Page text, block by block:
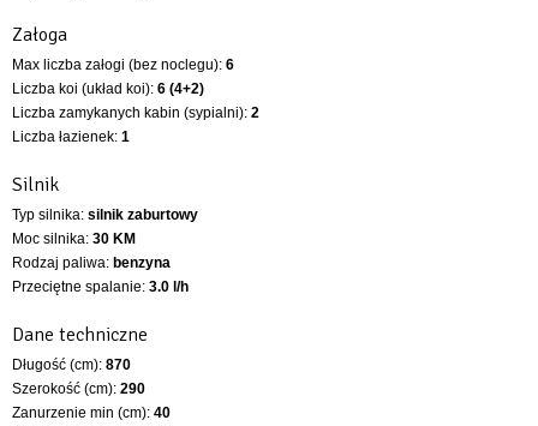
Załoga
Max liczba załogi (bez noclegu): 6
Liczba koi (układ koi): 6 (4+2)
Liczba zamykanych kabin (sypialni): 2
Liczba łazienek: 1
Silnik
Typ silnika: silnik zaburtowy
Moc silnika: 30 KM
Rodzaj paliwa: benzyna
Przeciętne spalanie: 3.0 l/h
Dane techniczne
Długość (cm): 870
Szerokość (cm): 290
Zanurzenie min (cm): 40